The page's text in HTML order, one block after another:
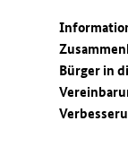
Bürger in